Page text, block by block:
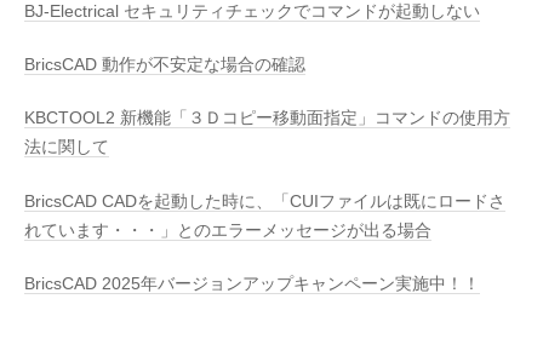
BJ-Electrical セキュリティチェックでコマンドが起動しない
BricsCAD 動作が不安定な場合の確認
KBCTOOL2 新機能「３Ｄコピー移動面指定」コマンドの使用方
法に関して
BricsCAD CADを起動した時に、「CUIファイルは既にロードさ
れています・・・」とのエラーメッセージが出る場合
BricsCAD 2025年バージョンアップキャンペーン実施中！！